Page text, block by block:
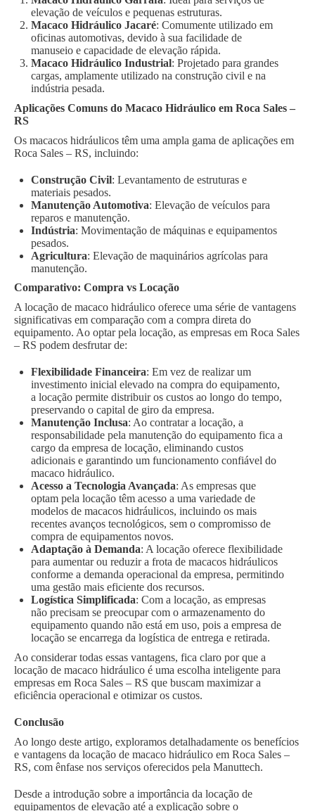
elevação de veículos e pequenas estruturas.
Macaco Hidráulico Jacaré: Comumente utilizado em
oficinas automotivas, devido à sua facilidade de
manuseio e capacidade de elevação rápida.
Macaco Hidráulico Industrial: Projetado para grandes
cargas, amplamente utilizado na construção civil e na
indústria pesada.
Aplicações Comuns do Macaco Hidráulico em Roca Sales –
RS
Os macacos hidráulicos têm uma ampla gama de aplicações em
Roca Sales – RS, incluindo:
Construção Civil: Levantamento de estruturas e
materiais pesados.
Manutenção Automotiva: Elevação de veículos para
reparos e manutenção.
Indústria: Movimentação de máquinas e equipamentos
pesados.
Agricultura: Elevação de maquinários agrícolas para
manutenção.
Comparativo: Compra vs Locação
A locação de macaco hidráulico oferece uma série de vantagens
significativas em comparação com a compra direta do
equipamento. Ao optar pela locação, as empresas em Roca Sales
– RS podem desfrutar de:
Flexibilidade Financeira: Em vez de realizar um
investimento inicial elevado na compra do equipamento,
a locação permite distribuir os custos ao longo do tempo,
preservando o capital de giro da empresa.
Manutenção Inclusa: Ao contratar a locação, a
responsabilidade pela manutenção do equipamento fica a
cargo da empresa de locação, eliminando custos
adicionais e garantindo um funcionamento confiável do
macaco hidráulico.
Acesso a Tecnologia Avançada: As empresas que
optam pela locação têm acesso a uma variedade de
modelos de macacos hidráulicos, incluindo os mais
recentes avanços tecnológicos, sem o compromisso de
compra de equipamentos novos.
Adaptação à Demanda: A locação oferece flexibilidade
para aumentar ou reduzir a frota de macacos hidráulicos
conforme a demanda operacional da empresa, permitindo
uma gestão mais eficiente dos recursos.
Logística Simplificada: Com a locação, as empresas
não precisam se preocupar com o armazenamento do
equipamento quando não está em uso, pois a empresa de
locação se encarrega da logística de entrega e retirada.
Ao considerar todas essas vantagens, fica claro por que a
locação de macaco hidráulico é uma escolha inteligente para
empresas em Roca Sales – RS que buscam maximizar a
eficiência operacional e otimizar os custos.
Conclusão
Ao longo deste artigo, exploramos detalhadamente os benefícios
e vantagens da locação de macaco hidráulico em Roca Sales –
RS, com ênfase nos serviços oferecidos pela Manuttech.
Desde a introdução sobre a importância da locação de
equipamentos de elevação até a explicação sobre o